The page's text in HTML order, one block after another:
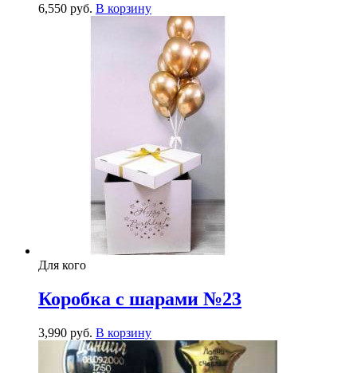
6,550 руб. В корзину
Для кого
Коробка с шарами №23
3,990 руб. В корзину